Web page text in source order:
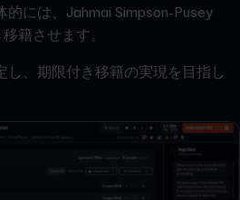
的には、Jahmai Simpson-Pusey
籍させます。
し、期限付き移籍の実現を目指し